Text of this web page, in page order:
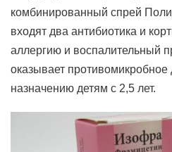
комбинированный спрей
входят два антибиотика и
аллергию и воспалительный
оказывает
назначению детям с 2,5 лет.